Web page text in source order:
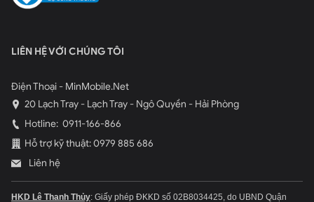
LIÊN HỆ VỚI CHÚNG TÔI
Điện Thoại - MinMobile.Net
20 Lạch Tray - Lạch Tray - Ngô Quyền - Hải Phòng
Hotline: 0911-166-866
Hỗ trợ kỹ thuật: 0979 885 686
Liên hệ
HKD Lê Thanh Thủy: Giấy phép ĐKKD số 02B8034425, do UBND Quận